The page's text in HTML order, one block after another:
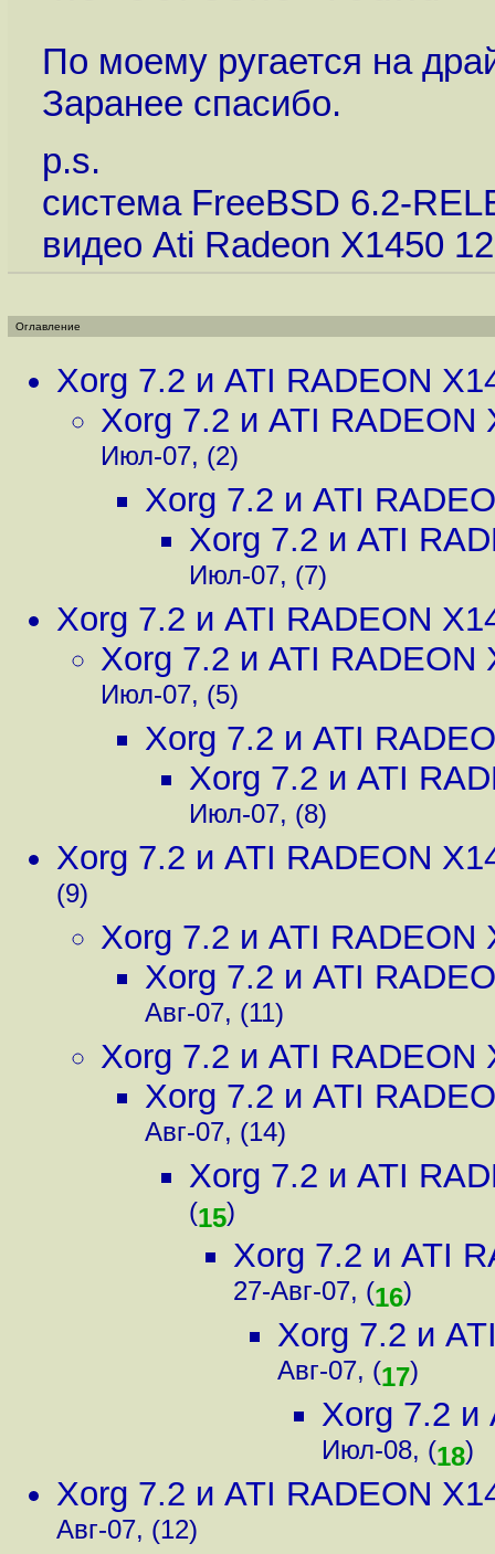
По моему ругается на
Заранее спасибо.
p.s.
система FreeBSD 6.2-
видео Ati Radeon X1450
Оглавление
Xorg 7.2 и ATI RADEON
Xorg 7.2 и ATI RADEON
Июл-07, (2)
Xorg 7.2 и ATI
Xorg 7.2 и ATI
Июл-07, (7)
Xorg 7.2 и ATI RADEON
Xorg 7.2 и ATI RADEON
Июл-07, (5)
Xorg 7.2 и ATI
Xorg 7.2 и ATI
Июл-07, (8)
Xorg 7.2 и ATI RADEON
(9)
Xorg 7.2 и ATI RADEON
Xorg 7.2 и ATI
Авг-07, (11)
Xorg 7.2 и ATI RADEON
Xorg 7.2 и ATI
Авг-07, (14)
Xorg 7.2 и ATI
(15)
Xorg 7.2 и ATI
27-Авг-07, (16)
Xorg 7.2 и
Авг-07, (17)
Xorg 7.2 и
Июл-08, (18)
Xorg 7.2 и ATI RADEON
Авг-07, (12)